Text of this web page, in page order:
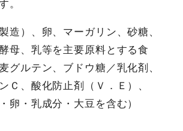
。
造）、卵、マーガリン、砂糖、
母、乳等を主要原料とする食
グルテン、ブドウ糖／乳化剤、
Ｃ、酸化防止剤（Ｖ．Ｅ）、
卵・乳成分・大豆を含む）